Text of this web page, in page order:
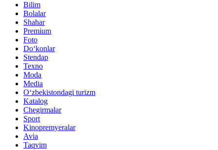
Bilim
Bolalar
Shahar
Premium
Foto
Do‘konlar
Stendap
Texno
Moda
Media
O‘zbekistondagi turizm
Katalog
Chegirmalar
Sport
Kinopremyeralar
Avia
Taqvim